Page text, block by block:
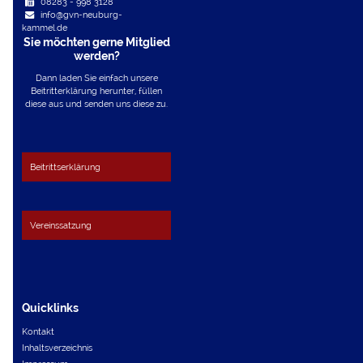
info@gvn-neuburg-
kammel.de
Sie möchten gerne Mitglied
werden?
Dann laden Sie einfach unsere
Beitritterklärung herunter, füllen
diese aus und senden uns diese zu.
Beitrittserklärung
Vereinssatzung
Quicklinks
Kontakt
Inhaltsverzeichnis